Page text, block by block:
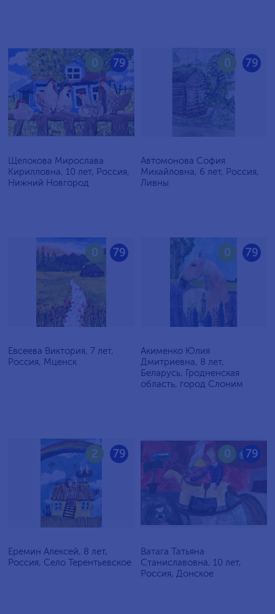
79
0
Щелокова Мирослава
Кирилловна, 10 лет, Россия,
Нижний Новгород
79
0
Автомонова София
Михайловна, 6 лет, Россия,
Ливны
79
0
Евсеева Виктория, 7 лет,
Россия, Мценск
79
0
Акименко Юлия
Дмитриевна, 8 лет,
Беларусь, Гродненская
область, город Слоним
79
2
Еремин Алексей, 8 лет,
Россия, Село Терентьевское
79
0
Ватага Татьяна
Станиславовна, 10 лет,
Россия, Донское